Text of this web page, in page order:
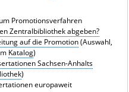
Promotionsverfahren
Zentralbibliothek abgeben?
auf die Promotion(Auswahl,
Katalog)
Sachsen-Anhalts
)
europaweit